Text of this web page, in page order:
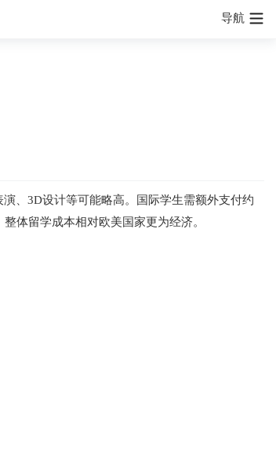
导航
、3D设计等可能略高。国际学生需额外支付约
体留学成本相对欧美国家更为经济。